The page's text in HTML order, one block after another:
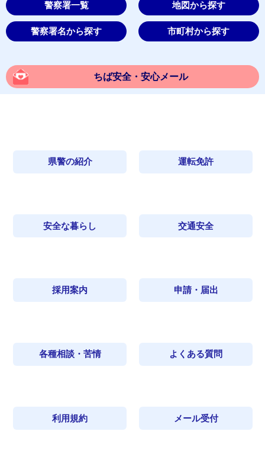
警察署一覧 地図から探す
警察署名から探す 市町村から探す
ちば安全・安心メール
県警の紹介 運転免許
安全な暮らし 交通安全
採用案内 申請・届出
各種相談・苦情 よくある質問
利用規約 メール受付